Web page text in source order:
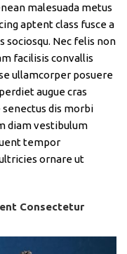
malesuada metus
aptent class fusce a
sociosqu. Nec felis non
facilisis convallis
ullamcorper posuere
augue cras
dis morbi
diam vestibulum
tempor
ornare ut
Consectetur